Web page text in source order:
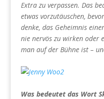
Extra zu verpassen. Das
etwas vorzutäuschen,
denke, das Geheimnis
nie nervös zu wirken oder
man auf der Bühne ist –
Was bedeutet das Wort